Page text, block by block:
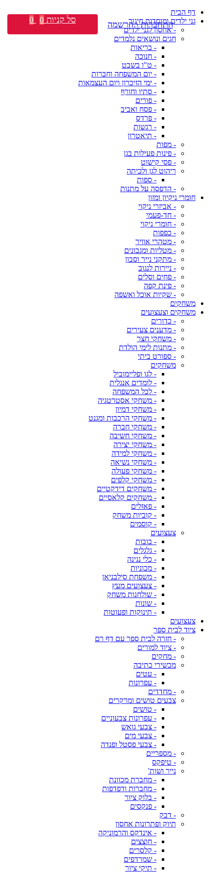
דף הבית
גני ילדים ומוסדות חינוך
- אחסון לגני ילדים
חגים ונושאים נלמדים
- בריאות
- חנוכה
- ט"ו בשבט
- יום המשפחה וחברות
- ימי הזיכרון ויום העצמאות
- סתיו וחורף
- פורים
- פסח ואביב
- פרדס
- רגשות
- תיאטרון
- מפות
- פינות פעילות בגן
- פסי קישוט
ריהוט לגן ולכיתה
- ספות
- הדפסה על מתנות
חומרי ניקיון ומזון
- אביזרי ניקוי
- חד-פעמי
- חומרי ניקוי
- כפפות
- מטהרי אוויר
- מטליות ומגבונים
- מתקני נייר וסבון
- ניירות לנגוב
- פחים וסלים
- פינת קפה
- שקיות אוכל ואשפה
משחקים
משחקים וצעצועים
- כדורים
- מדענים צעירים
- משחקי חצר
- מתנות לימי הולדת
- ספורט ביתי
משחקים
- לגו ופליימוביל
- לומדים אנגלית
- לכל המשפחה
- משחקי אסטרטגיה
- משחקי דמיון
- משחקי הרכבות ומגנט
- משחקי חברה
- משחקי חשיבה
- משחקי יצירה
- משחקי למידה
- משחקי נשיאה
- משחקי פעולה
- משחקי קלפים
- משחקים דידקטיים
- משחקים קלאסיים
- פאזלים
- קוביות משחק
- קוסמים
צעצועים
- בובות
- גלגלים
- כלי נגינה
- מכוניות
- משפחת סילבניאן
- צעצועים מעץ
- שולחנות משחק
- שונות
- תינוקות ופעוטות
צעצועים
ציוד לבית ספר
- חזרה לבית ספר עם דף רם
- ציוד למורים
- מחקים
מכשירי כתיבה
- עטים
- עפרונות
- מחדדים
צבעים טושים ומרקרים
- טושים
- עפרונות צבעוניים
- צבעי גואש
- צבעי מים
- צבעי פסטל ופנדה
- מספריים
- טיפקס
נייר ושות'
- מחברת מכוונת
- מחברות ודפדפות
- בלוק ציור
- פנקסים
- דבק
תיוק ופתרונות אחסון
- אינדקס והרמוניקה
- חוצצים
- קלסרים
- שמרדפים
- תיקי ציור
התחברות \ הרשמה סל קניות 0
0